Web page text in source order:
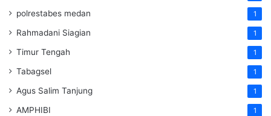
polrestabes medan 1
Rahmadani Siagian 1
Timur Tengah 1
Tabagsel 1
Agus Salim Tanjung 1
AMPHIBI 1